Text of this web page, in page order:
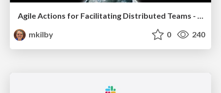
Agile Actions for Facilitating Distributed Teams - ADO2019
mkilby
0 240